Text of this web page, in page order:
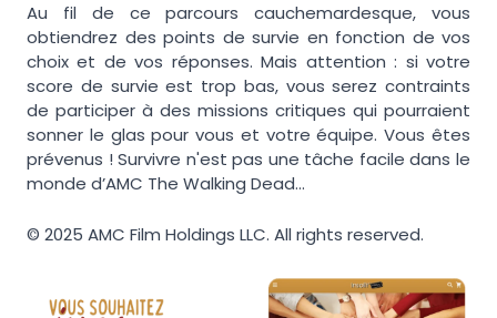
Au fil de ce parcours cauchemardesque, vous
obtiendrez des points de survie en fonction de vos
choix et de vos réponses. Mais attention : si votre
score de survie est trop bas, vous serez contraints
de participer à des missions critiques qui pourraient
sonner le glas pour vous et votre équipe. Vous êtes
prévenus ! Survivre n'est pas une tâche facile dans le
monde d’AMC The Walking Dead...
© 2025 AMC Film Holdings LLC. All rights reserved.